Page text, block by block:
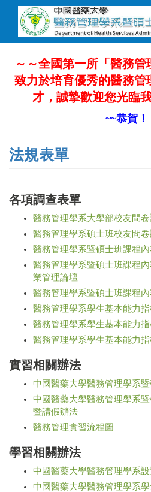
內
～～全國第一所「醫務
致力於培育優秀的醫務管
才，誠摯歡迎您光臨
~~恭賀
法規表單
各項調查表單
醫務管理學系大學部校友問
醫務管理學系碩士班校友問
醫務管理學系暨碩士班課程
醫務管理學系暨碩士班課程
業管理論壇
醫務管理學系暨碩士班課程
醫務管理學系學生基本能力
醫務管理學系學生基本能力
醫務管理學系學生基本能力
實習相關辦法
中國醫藥大學醫務管理學系
中國醫藥大學醫務管理學系
暨請假辦法
醫務管理實習流程圖
學習相關辦法
中國醫藥大學醫務管理學系
中國醫藥大學醫務管理學系